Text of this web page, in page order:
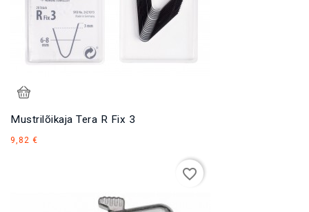
Mustrilõikaja Tera R Fix 3
9,82 €
favorite_border